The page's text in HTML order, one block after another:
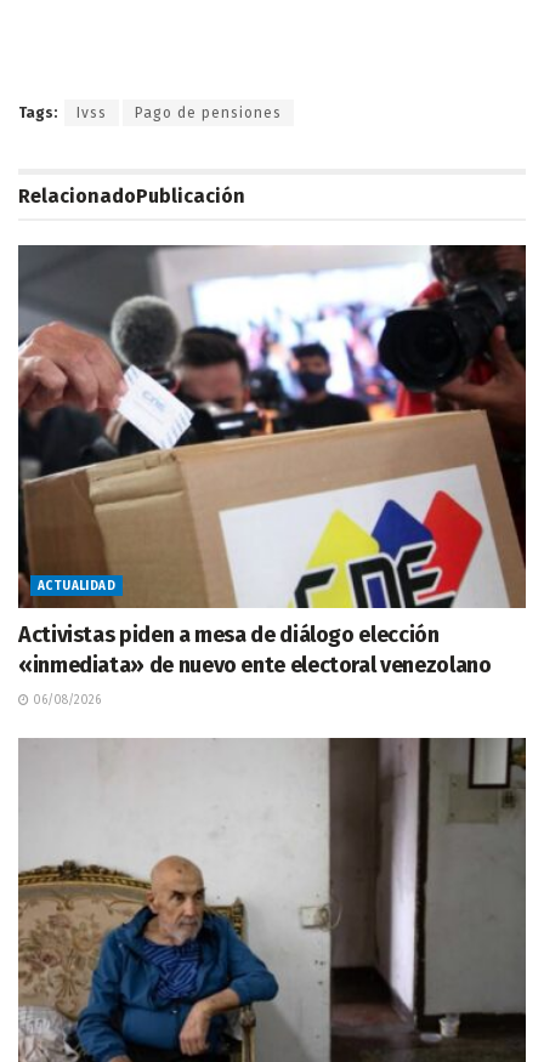
Tags: Ivss Pago de pensiones
RelacionadoPublicación
ACTUALIDAD
Activistas piden a mesa de diálogo elección
«inmediata» de nuevo ente electoral venezolano
06/08/2026